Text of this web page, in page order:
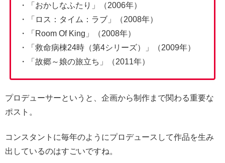
・「おかしなふたり」（2006年）
・「ロス：タイム：ラブ」（2008年）
・「Room Of King」（2008年）
・「救命病棟24時（第4シリーズ）」（2009年）
・「故郷～娘の旅立ち」（2011年）
プロデューサーというと、企画から制作まで関わる重要な
ポスト。
コンスタントに毎年のようにプロデュースして作品を生み
出しているのはすごいですね。